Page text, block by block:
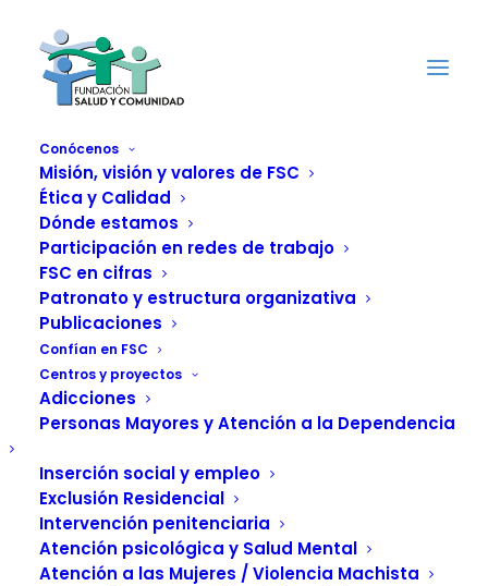
Conócenos
Misión, visión y valores de FSC
Ética y Calidad
Dónde estamos
Participación en redes de trabajo
FSC en cifras
Patronato y estructura organizativa
Publicaciones
Confían en FSC
Centros y proyectos
Adicciones
Personas Mayores y Atención a la Dependencia
Inserción social y empleo
Exclusión Residencial
Intervención penitenciaria
Atención psicológica y Salud Mental
Atención a las Mujeres / Violencia Machista
Balance positivo del
servicio de FSC de
atención telefónica y
asesoramiento
jurídico gratuito
contra las violencias
sexuales
7 JULIO, 2021 | INACTUALIDAD,PREVENCIÓN,MUJER
FUNDACIÓN SALUD Y COMUNIDAD